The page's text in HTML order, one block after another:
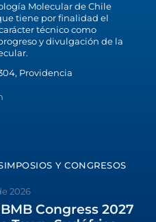
Molecular de Chile
tiene por finalidad el
técnico como
y divulgación de la
Providencia
Y CONGRESOS
2026
Congress 2027